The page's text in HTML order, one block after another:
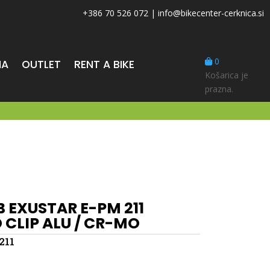
+386 70 526 072 | info@bikecenter-cerknica.si
OUTLET
RENT A BIKE
0
Košarica je
prazna.
EXUSTAR E-PM 211
CLIP ALU / CR-MO